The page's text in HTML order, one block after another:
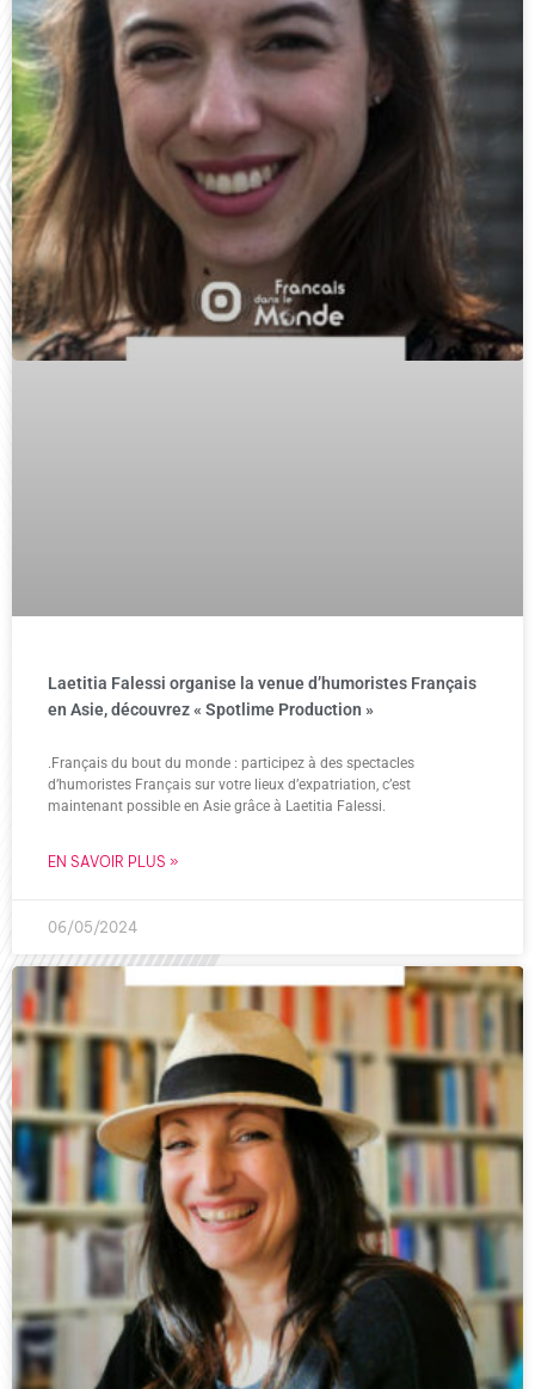
Laetitia Falessi organise la venue d’humoristes Français
en Asie, découvrez « Spotlime Production »
.Français du bout du monde : participez à des spectacles
d’humoristes Français sur votre lieux d’expatriation, c’est
maintenant possible en Asie grâce à Laetitia Falessi.
EN SAVOIR PLUS »
06/05/2024